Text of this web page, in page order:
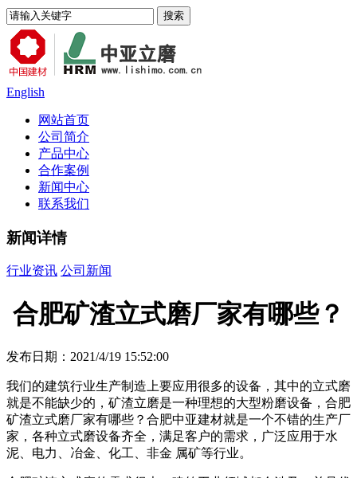
English
网站首页
公司简介
产品中心
合作案例
新闻中心
联系我们
新闻详情
行业资讯 公司新闻
合肥矿渣立式磨厂家有哪些？
发布日期：2021/4/19 15:52:00
我们的建筑行业生产制造上要应用很多的设备，其中的立式磨
就是不能缺少的，矿渣立磨是一种理想的大型粉磨设备，合肥
矿渣立式磨厂家有哪些？合肥中亚建材就是一个不错的生产厂
家，各种立式磨设备齐全，满足客户的需求，广泛应用于水
泥、电力、冶金、化工、非金 属矿等行业。